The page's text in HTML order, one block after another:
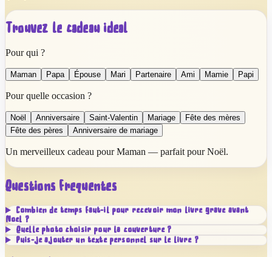
Trouvez le cadeau idéal
Pour qui ?
Maman Papa Épouse Mari Partenaire Ami Mamie Papi
Pour quelle occasion ?
Noël Anniversaire Saint-Valentin Mariage
Fête des mères
Fête des pères
Anniversaire de mariage
Un merveilleux cadeau pour Maman — parfait pour Noël.
Questions fréquentes
Combien de temps faut-il pour recevoir mon livre gravé avant
Noël ?
Quelle photo choisir pour la couverture ?
Puis-je ajouter un texte personnel sur le livre ?